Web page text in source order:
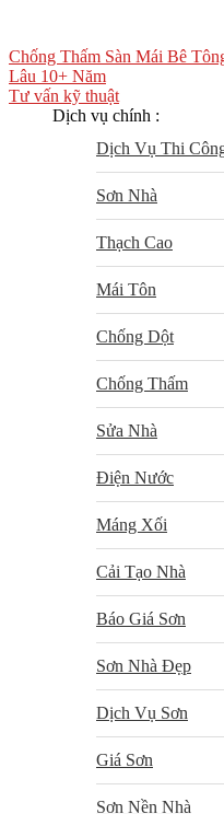
Chống Thấm Sàn Mái Bê
Lâu 10+ Năm
Tư vấn kỹ thuật
Dịch vụ chính :
Dịch Vụ Thi
Sơn Nhà
Thạch Cao
Mái Tôn
Chống Dột
Chống Thấm
Sửa Nhà
Điện Nước
Máng Xối
Cải Tạo Nhà
Báo Giá Sơn
Sơn Nhà Đẹp
Dịch Vụ Sơn
Giá Sơn
Sơn Nền Nhà